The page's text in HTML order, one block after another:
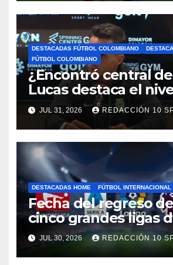
DESTACADAS FÚTBOL COLOMBIANO
FÚTBOL COLOMBIANO
¿Encontró central
Lucas destaca el
Néider Parra
JUL 31, 2026 REDACCIÓN 10
DESTACADAS HOME FÚTBOL INTERNACIONAL
Fecha del regreso
cinco grandes ligas
JUL 30, 2026 REDACCIÓN 10